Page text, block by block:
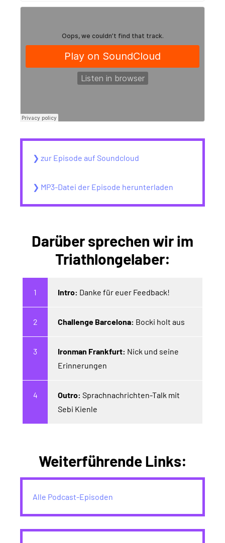
❯ zur Episode auf Soundcloud
❯ MP3-Datei der Episode herunterladen
Darüber sprechen wir im
Triathlongelaber:
Intro: Danke für euer Feedback!
Challenge Barcelona: Bocki holt aus
Ironman Frankfurt: Nick und seine
Erinnerungen
Outro: Sprachnachrichten-Talk mit
Sebi Kienle
Weiterführende Links:
Alle Podcast-Episoden